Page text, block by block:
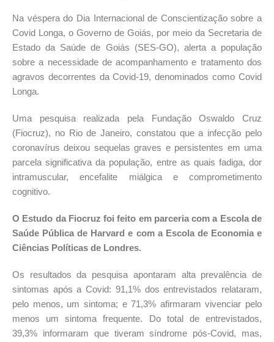
Na véspera do Dia Internacional de Conscientização sobre a
Covid Longa, o Governo de Goiás, por meio da Secretaria de
Estado da Saúde de Goiás (SES-GO), alerta a população
sobre a necessidade de acompanhamento e tratamento dos
agravos decorrentes da Covid-19, denominados como Covid
Longa.
Uma pesquisa realizada pela Fundação Oswaldo Cruz
(Fiocruz), no Rio de Janeiro, constatou que a infecção pelo
coronavírus deixou sequelas graves e persistentes em uma
parcela significativa da população, entre as quais fadiga, dor
intramuscular, encefalite miálgica e comprometimento
cognitivo.
O Estudo da Fiocruz foi feito em parceria com a Escola de
Saúde Pública de Harvard e com a Escola de Economia e
Ciências Políticas de Londres.
Os resultados da pesquisa apontaram alta prevalência de
sintomas após a Covid: 91,1% dos entrevistados relataram,
pelo menos, um sintoma; e 71,3% afirmaram vivenciar pelo
menos um sintoma frequente. Do total de entrevistados,
39,3% informaram que tiveram síndrome pós-Covid, mas,